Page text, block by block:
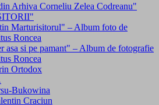
Arhiva Corneliu Zelea Codreanu"
Marturisitorul" – Album foto de
Roncea
asa si pe pamant" – Album de fotografie
Roncea
Ortodox
Bukowina
Craciun